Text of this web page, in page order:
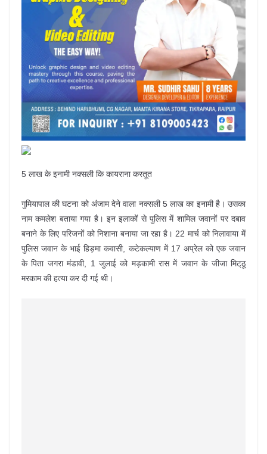
5 लाख के इनामी नक्सली कि कायराना करतूत
गुमियापाल की घटना को अंजाम देने वाला नक्सली 5 लाख का इनामी है। उसका
नाम कमलेश बताया गया है। इन इलाकों से पुलिस में शामिल जवानों पर दबाव
बनाने के लिए परिजनों को निशाना बनाया जा रहा है। 22 मार्च को निलावाया में
पुलिस जवान के भाई हिड़मा कवासी, कटेकल्याण में 17 अप्रेल को एक जवान
के पिता जगरा मंडावी, 1 जुलाई को मड़कामी रास में जवान के जीजा मिट्‌ठू
मरकाम की हत्या कर दी गई थी।